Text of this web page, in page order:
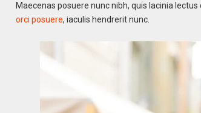
Maecenas posuere nunc nibh, quis lacinia
orci posuere, iaculis hendrerit nunc.